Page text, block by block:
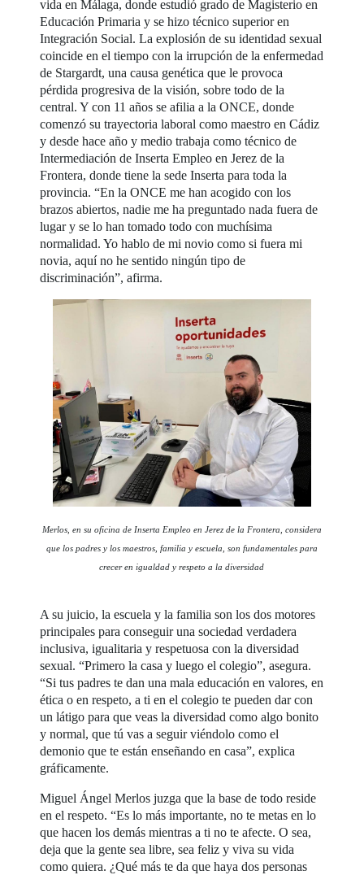
vida en Málaga, donde estudió grado de Magisterio en
Educación Primaria y se hizo técnico superior en
Integración Social. La explosión de su identidad sexual
coincide en el tiempo con la irrupción de la enfermedad
de Stargardt, una causa genética que le provoca
pérdida progresiva de la visión, sobre todo de la
central. Y con 11 años se afilia a la ONCE, donde
comenzó su trayectoria laboral como maestro en Cádiz
y desde hace año y medio trabaja como técnico de
Intermediación de Inserta Empleo en Jerez de la
Frontera, donde tiene la sede Inserta para toda la
provincia. “En la ONCE me han acogido con los
brazos abiertos, nadie me ha preguntado nada fuera de
lugar y se lo han tomado todo con muchísima
normalidad. Yo hablo de mi novio como si fuera mi
novia, aquí no he sentido ningún tipo de
discriminación”, afirma.
Merlos, en su oficina de Inserta Empleo en Jerez de la Frontera, considera
que los padres y los maestros, familia y escuela, son fundamentales para
crecer en igualdad y respeto a la diversidad
A su juicio, la escuela y la familia son los dos motores
principales para conseguir una sociedad verdadera
inclusiva, igualitaria y respetuosa con la diversidad
sexual. “Primero la casa y luego el colegio”, asegura.
“Si tus padres te dan una mala educación en valores, en
ética o en respeto, a ti en el colegio te pueden dar con
un látigo para que veas la diversidad como algo bonito
y normal, que tú vas a seguir viéndolo como el
demonio que te están enseñando en casa”, explica
gráficamente.
Miguel Ángel Merlos juzga que la base de todo reside
en el respeto. “Es lo más importante, no te metas en lo
que hacen los demás mientras a ti no te afecte. O sea,
deja que la gente sea libre, sea feliz y viva su vida
como quiera. ¿Qué más te da que haya dos personas